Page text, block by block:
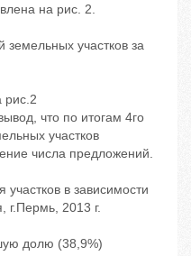
на рис. 2.
участков за
рис.2
что по итогам 4го
участков
числа предложений.
в зависимости
г.Пермь, 2013 г.
долю (38,9%)